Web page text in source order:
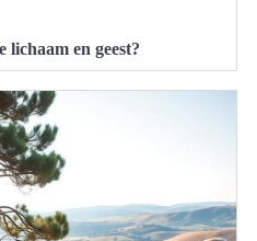
lichaam en geest?